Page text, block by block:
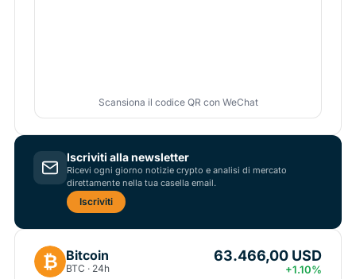
Scansiona il codice QR con WeChat
Iscriviti alla newsletter
Ricevi ogni giorno notizie crypto e analisi di mercato
direttamente nella tua casella email.
Iscriviti
₿ Bitcoin
BTC · 24h
63.466,00 USD
+1.10%